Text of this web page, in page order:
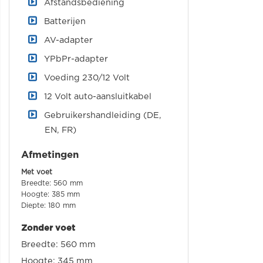
Afstandsbediening
Batterijen
AV-adapter
YPbPr-adapter
Voeding 230/12 Volt
12 Volt auto-aansluitkabel
Gebruikershandleiding (DE,
EN, FR)
Afmetingen
Met voet
Breedte: 560 mm
Hoogte: 385 mm
Diepte: 180 mm
Zonder voet
Breedte: 560 mm
Hoogte: 345 mm